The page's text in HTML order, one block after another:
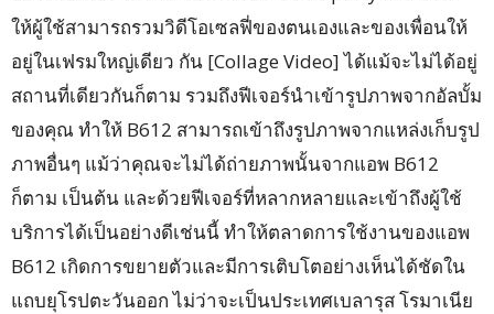
ให้ผู้ใช้สามารถรวมวิดีโอเซลฟี่ของตนเองและของเพื่อนให้
อยู่ในเฟรมใหญ่เดียว กัน [Collage Video] ได้แม้จะไม่ได้อยู่
สถานที่เดียวกันก็ตาม รวมถึงฟีเจอร์นำเข้ารูปภาพจากอัลบั้ม
ของคุณ ทำให้ B612 สามารถเข้าถึงรูปภาพจากแหล่งเก็บรูป
ภาพอื่นๆ แม้ว่าคุณจะไม่ได้ถ่ายภาพนั้นจากแอพ B612
ก็ตาม เป็นต้น และด้วยฟีเจอร์ที่หลากหลายและเข้าถึงผู้ใช้
บริการได้เป็นอย่างดีเช่นนี้ ทำให้ตลาดการใช้งานของแอพ
B612 เกิดการขยายตัวและมีการเติบโตอย่างเห็นได้ชัดใน
แถบยุโรปตะวันออก ไม่ว่าจะเป็นประเทศเบลารุส โรมาเนีย